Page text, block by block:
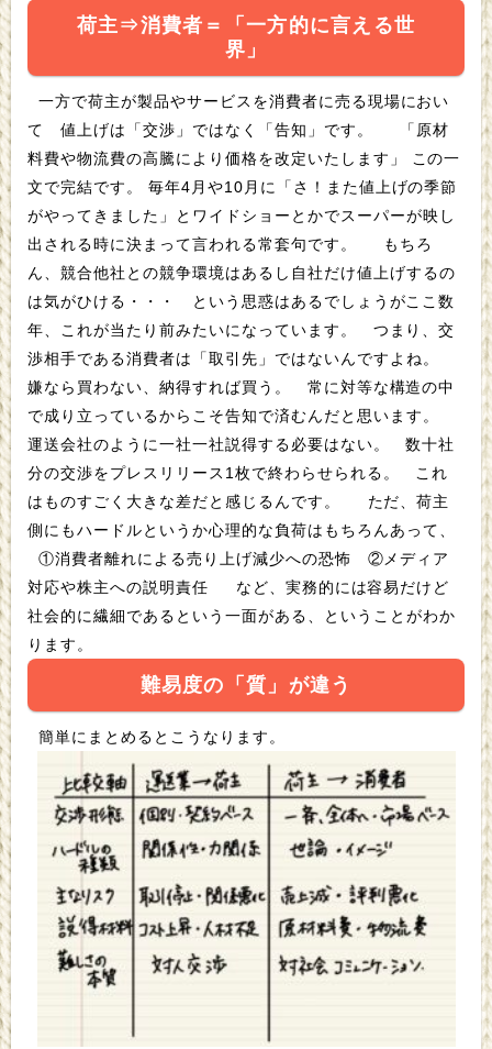
す。
荷主⇒消費者＝「一方的に言える世
界」
て 値上げは「交渉」ではなく「告知」です。 「原材
料費や物流費の高騰により価格を改定いたします」 この一
文で完結です。 毎年4月や10月に「さ！また値上げの季節
がやってきました」とワイドショーとかでスーパーが映し
出される時に決まって言われる常套句です。 もちろ
ん、競合他社との競争環境はあるし自社だけ値上げするの
は気がひける・・・ という思惑はあるでしょうがここ数
年、これが当たり前みたいになっています。 つまり、交
渉相手である消費者は「取引先」ではないんですよね。
嫌なら買わない、納得すれば買う。 常に対等な構造の中
で成り立っているからこそ告知で済むんだと思います。
運送会社のように一社一社説得する必要はない。 数十社
分の交渉をプレスリリース1枚で終わらせられる。 これ
はものすごく大きな差だと感じるんです。 ただ、荷主
側にもハードルというか心理的な負荷はもちろんあって、
対応や株主への説明責任 など、実務的には容易だけど
社会的に繊細であるという一面がある、ということがわか
難易度の「質」が違う